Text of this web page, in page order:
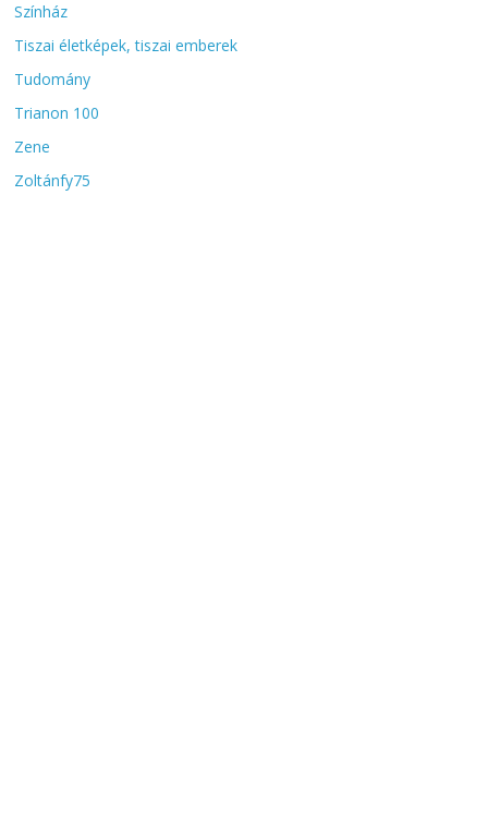
Színház
Tiszai életképek, tiszai emberek
Tudomány
Trianon 100
Zene
Zoltánfy75